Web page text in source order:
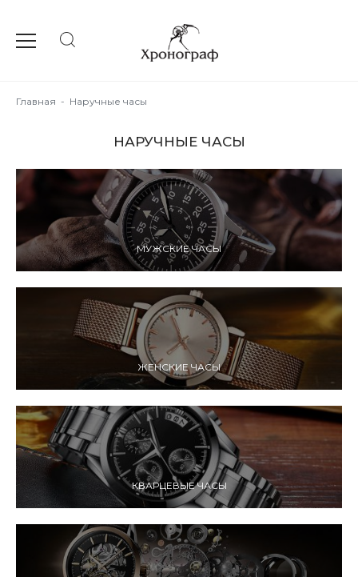
Главная - Наручные часы
НАРУЧНЫЕ ЧАСЫ
МУЖСКИЕ ЧАСЫ
ЖЕНСКИЕ ЧАСЫ
КВАРЦЕВЫЕ ЧАСЫ